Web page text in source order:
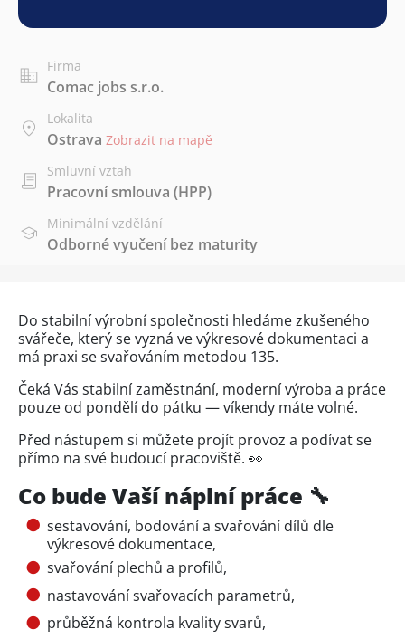
Firma
Comac jobs s.r.o.
Lokalita
Ostrava Zobrazit na mapě
Smluvní vztah
Pracovní smlouva (HPP)
Minimální vzdělání
Odborné vyučení bez maturity
Do stabilní výrobní společnosti hledáme zkušeného
svářeče, který se vyzná ve výkresové dokumentaci a
má praxi se svařováním metodou 135.
Čeká Vás stabilní zaměstnání, moderní výroba a práce
pouze od pondělí do pátku — víkendy máte volné.
Před nástupem si můžete projít provoz a podívat se
přímo na své budoucí pracoviště. 👀
Co bude Vaší náplní práce 🔧
sestavování, bodování a svařování dílů dle
výkresové dokumentace,
svařování plechů a profilů,
nastavování svařovacích parametrů,
průběžná kontrola kvality svarů,